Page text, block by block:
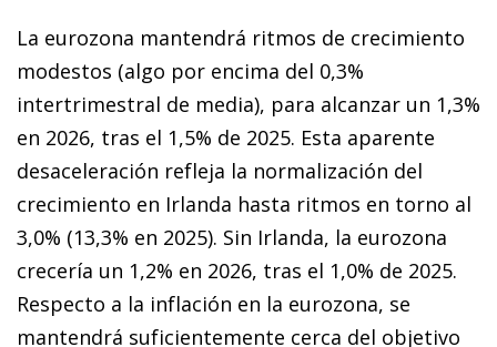
La eurozona mantendrá ritmos de crecimiento
modestos (algo por encima del 0,3%
intertrimestral de media), para alcanzar un 1,3%
en 2026, tras el 1,5% de 2025. Esta aparente
desaceleración refleja la normalización del
crecimiento en Irlanda hasta ritmos en torno al
3,0% (13,3% en 2025). Sin Irlanda, la eurozona
crecería un 1,2% en 2026, tras el 1,0% de 2025.
Respecto a la inflación en la eurozona, se
mantendrá suficientemente cerca del objetivo